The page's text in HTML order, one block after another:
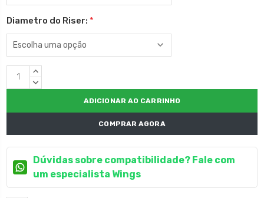
Diametro do Riser: *
EstoqueQUANTIDADE
CRESCENTE:
QUANTIDADE
COMPRAR AGORA
Dúvidas sobre compatibilidade? Fale com
um especialista Wings